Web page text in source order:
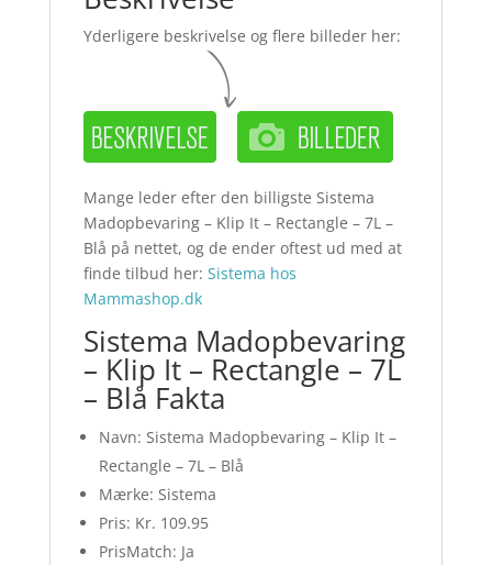
Yderligere beskrivelse og flere billeder her:
Mange leder efter den billigste Sistema
Madopbevaring – Klip It – Rectangle – 7L –
Blå på nettet, og de ender oftest ud med at
finde tilbud her: Sistema hos
Mammashop.dk
Sistema Madopbevaring
– Klip It – Rectangle – 7L
– Blå Fakta
Navn: Sistema Madopbevaring – Klip It –
Rectangle – 7L – Blå
Mærke: Sistema
Pris: Kr. 109.95
PrisMatch: Ja